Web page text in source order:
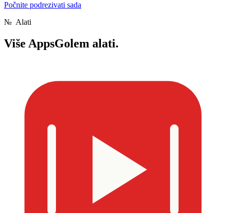
Počnite podrezivati ​​sada
№ Alati
Više AppsGolem alati.